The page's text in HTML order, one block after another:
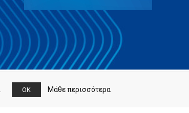
OK Μάθε περισσότερα